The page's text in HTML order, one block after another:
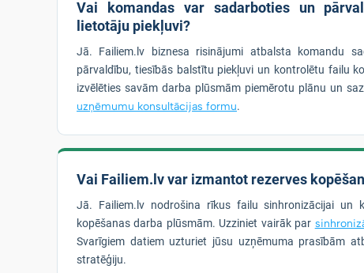
Vai komandas var sadarboties un
lietotāju piekļuvi?
Jā. Failiem.lv biznesa risinājumi atbalsta komandu
pārvaldību, tiesībās balstītu piekļuvi un kontrolētu failu
izvēlēties savām darba plūsmām piemērotu plānu un
uzņēmumu konsultācijas formu.
Vai Failiem.lv var izmantot rezerves
Jā. Failiem.lv nodrošina rīkus failu sinhronizācijai un
kopēšanas darba plūsmām. Uzziniet vairāk par
Svarīgiem datiem uzturiet jūsu uzņēmuma prasībām
stratēģiju.